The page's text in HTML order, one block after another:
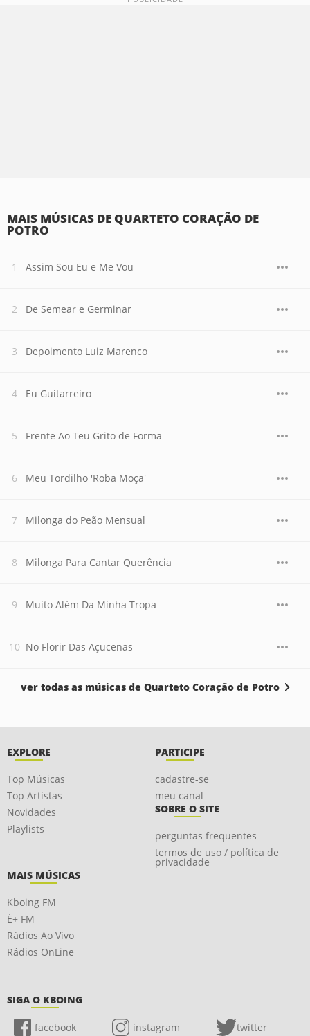
MAIS MÚSICAS DE QUARTETO CORAÇÃO DE
POTRO
Assim Sou Eu e Me Vou
De Semear e Germinar
Depoimento Luiz Marenco
Eu Guitarreiro
Frente Ao Teu Grito de Forma
Meu Tordilho 'Roba Moça'
Milonga do Peão Mensual
Milonga Para Cantar Querência
Muito Além Da Minha Tropa
No Florir Das Açucenas
ver todas as músicas de Quarteto Coração de Potro
EXPLORE
Top Músicas
Top Artistas
Novidades
Playlists
PARTICIPE
cadastre-se
meu canal
SOBRE O SITE
perguntas frequentes
termos de uso / política de
privacidade
MAIS MÚSICAS
Kboing FM
É+ FM
Rádios Ao Vivo
Rádios OnLine
SIGA O KBOING
facebook instagram twitter